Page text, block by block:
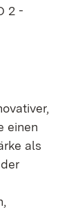
2 -
einen
als